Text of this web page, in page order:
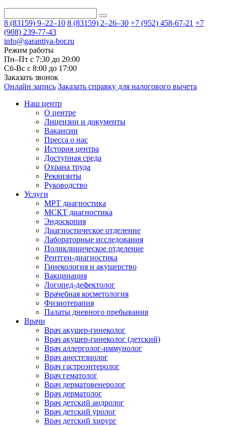
8 (83159) 9–22–10 8 (83159) 2–26–30 +7 (952) 458-67-21 +7
(908) 239-77-43
info@garantiya-bor.ru
Режим работы
Пн–Пт с 7:30 до 20:00
Cб-Вс с 8:00 до 17:00
Заказать звонок
Онлайн запись Заказать справку для налогового вычета
Наш центр
О центре
Лицензии и документы
Вакансии
Пресса о нас
История центра
Доступная среда
Охрана труда
Реквизиты
Руководство
Услуги
МРТ диагностика
МСКТ диагностика
Эндоскопия
Диагностическое отделение
Лабораторные исследования
Поликлиническое отделение
Рентген-диагностика
Гинекология и акушерство
Вакцинация
Логопед-дефектолог
Врачебная косметология
Физиотерапия
Палаты дневного пребывания
Врачи
Врач акушер-гинеколог
Врач акушер-гинеколог (детский)
Врач аллерголог-иммунолог
Врач анестезиолог
Врач гастроэнтеролог
Врач гематолог
Врач дерматовенеролог
Врач дерматолог
Врач детский андролог
Врач детский уролог
Врач детский хирург